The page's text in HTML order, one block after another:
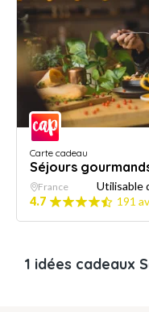
Carte cadeau
Séjours
France Utilisable
4.7
191
1 idées cadeaux